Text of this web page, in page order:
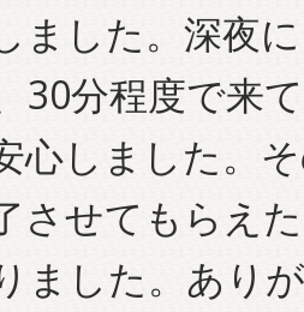
ました。深夜
30分程度で来
心しました。
させてもらえ
ました。あり